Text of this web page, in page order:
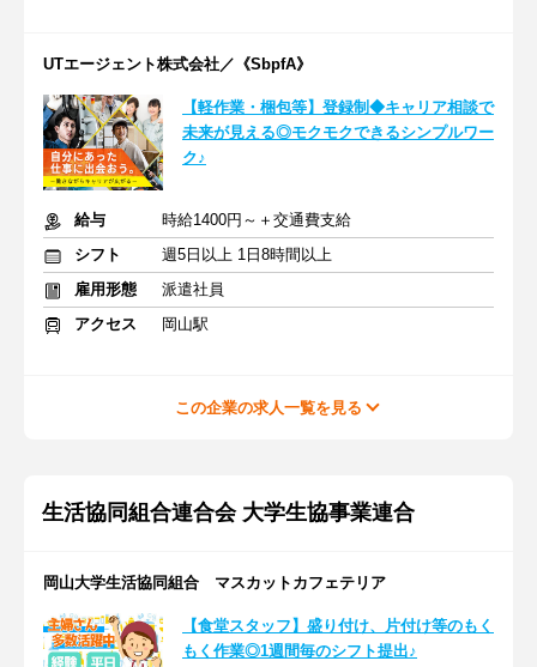
UTエージェント株式会社／《SbpfA》
【軽作業・梱包等】登録制◆キャリア相談で
未来が見える◎モクモクできるシンプルワー
ク♪
給与
時給1400円～＋交通費支給
シフト
週5日以上 1日8時間以上
雇用形態
派遣社員
アクセス
岡山駅
この企業の求人一覧を見る
生活協同組合連合会 大学生協事業連合
岡山大学生活協同組合 マスカットカフェテリア
【食堂スタッフ】盛り付け、片付け等のもく
もく作業◎1週間毎のシフト提出♪